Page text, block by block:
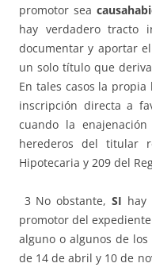
promotor sea
hay verdadero tracto
documentar y aportar
un solo título que
En tales casos la
inscripción directa a
cuando la
herederos del titular
Hipotecaria y 209 del
3 No obstante, SI hay
promotor del
alguno o algunos de
de 14 de abril y 10 de